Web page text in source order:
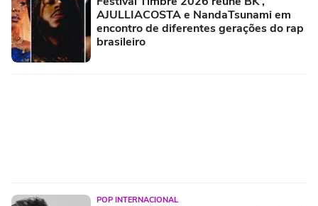
AJULLIACOSTA e NandaTsunami em
encontro de diferentes gerações do rap
brasileiro
POP INTERNACIONAL